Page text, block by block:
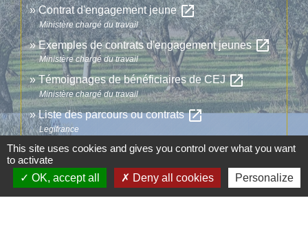
Contrat d'engagement jeuneopen_in_new
Ministère chargé du travail
Exemples de contrats d'engagement jeunesopen_in_new
Ministère chargé du travail
Témoignages de bénéficiaires de CEJopen_in_new
Ministère chargé du travail
Liste des parcours ou contratsopen_in_new
Legifrance
Garantie jeuneopen_in_new
Ministère chargé du travail
This site uses cookies and gives you control over what you want
to activate
OK, accept all
Deny all cookies Personalize